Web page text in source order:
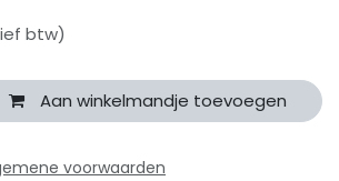
btw)
Aan winkelmandje toevoegen
voorwaarden